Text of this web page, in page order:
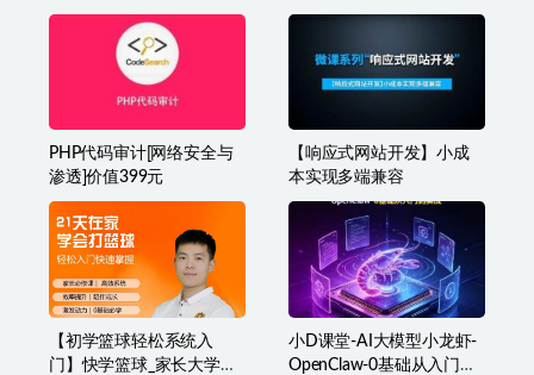
PHP代码审计[网络安全与
渗透]价值399元
【响应式网站开发】小成
本实现多端兼容
【初学篮球轻松系统入
门】快学篮球_家长大学生
小D课堂-AI大模型小龙虾-
OpenClaw-0基础从入门到